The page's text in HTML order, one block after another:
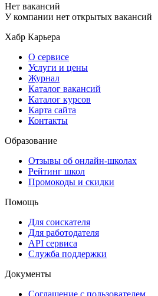
Нет вакансий
У компании нет открытых вакансий
Хабр Карьера
О сервисе
Услуги и цены
Журнал
Каталог вакансий
Каталог курсов
Карта сайта
Контакты
Образование
Отзывы об онлайн-школах
Рейтинг школ
Промокоды и скидки
Помощь
Для соискателя
Для работодателя
API сервиса
Служба поддержки
Документы
Соглашение с пользователем